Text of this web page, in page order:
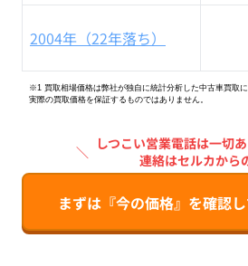
2004年（22年落ち）
※1 買取相場価格は弊社が独自に統計分析した中古車買取に
実際の買取価格を保証するものではありません。
＼ しつこい営業電話は一切あ
連絡はセルカから
まずは『今の価格』を確認